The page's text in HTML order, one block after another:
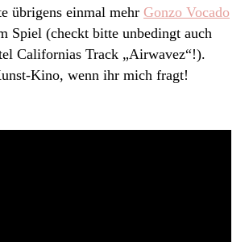
übrigens einmal mehr Gonzo Vocado
Spiel (checkt bitte unbedingt auch
Californias Track „Airwavez“!).
Kino, wenn ihr mich fragt!